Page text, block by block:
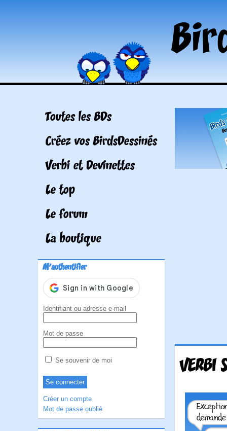
Toutes les BDs
Créez vos BirdsDessinés
Verbi et Devinettes
Le top
Le forum
La boutique
M'authentifier
Identifiant ou adresse e-mail
Mot de passe
Se souvenir de moi
Créer un compte
Mot de passe oublié
VERBI